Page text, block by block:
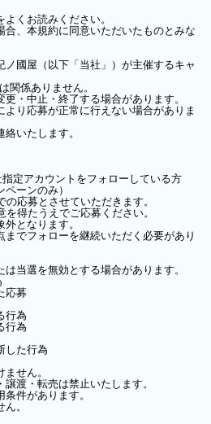
くお読みください。
合、本規約に同意いただいたものとみな
國屋（以下「当社」）が主催するキャ
関係ありません。
・中止・終了する場合があります。
り応募が正常に行えない場合がありま
いたします。
定アカウントをフォローしている方
ペーンのみ）
応募とさせていただきます。
得たうえでご応募ください。
となります。
でフォローを継続いただく必要があり
当選を無効とする場合があります。
応募
行為
行為
した行為
せん。
渡・転売は禁止いたします。
件があります。
。